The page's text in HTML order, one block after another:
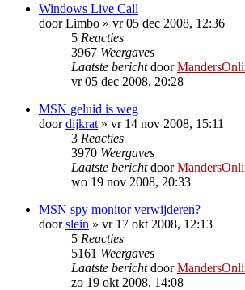
Windows Live Call
doorLimbo » vr 05 dec 2008, 12:36
5 Reacties
3967 Weergaves
Laatste berichtdoor
vr 05 dec 2008, 20:28
MSN geluid is weg
doordijkrat » vr 14 nov 2008, 15:11
3 Reacties
3970 Weergaves
Laatste berichtdoor
wo 19 nov 2008, 20:33
MSN spy monitor verwijderen?
doorslein » vr 17 okt 2008, 12:13
5 Reacties
5161 Weergaves
Laatste berichtdoor
zo 19 okt 2008, 14:08